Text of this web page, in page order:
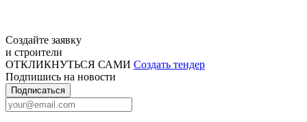
Создайте заявку
и строители
ОТКЛИКНУТЬСЯ САМИ Создать тендер
Подпишись на новости
Подписаться